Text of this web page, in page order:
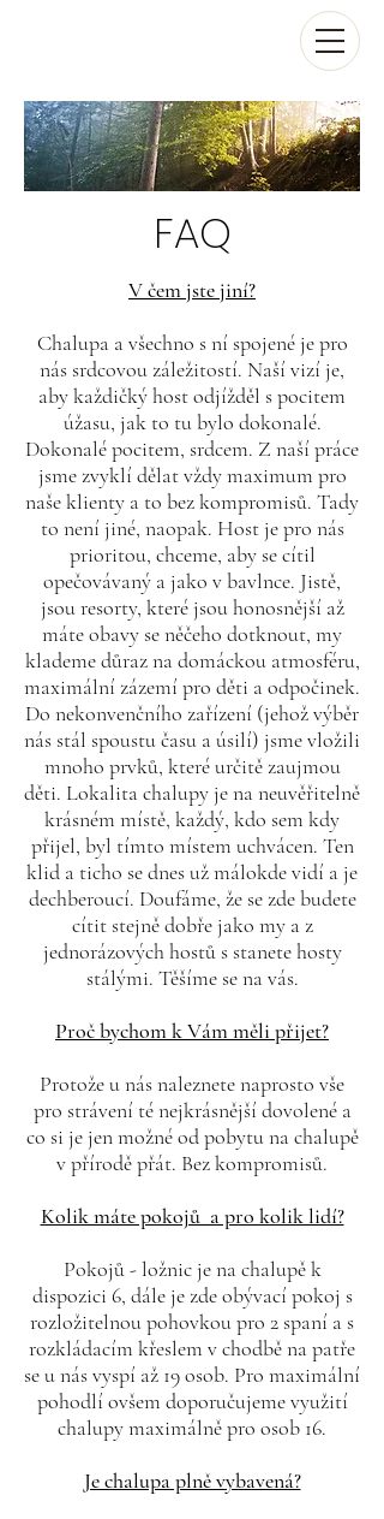
FAQ
V čem jste jiní?
Chalupa a všechno s ní spojené je pro
nás srdcovou záležitostí. Naší vizí je,
aby každičký host odjížděl s pocitem
úžasu, jak to tu bylo dokonalé.
Dokonalé pocitem, srdcem. Z naší práce
jsme zvyklí dělat vždy maximum pro
naše klienty a to bez kompromisů. Tady
to není jiné, naopak. Host je pro nás
prioritou, chceme, aby se cítil
opečovávaný a jako v bavlnce. Jistě,
jsou resorty, které jsou honosnější až
máte obavy se něčeho dotknout, my
klademe důraz na domáckou atmosféru,
maximální zázemí pro děti a odpočinek.
Do nekonvenčního zařízení (jehož výběr
nás stál spoustu času a úsilí) jsme vložili
mnoho prvků, které určitě zaujmou
děti. Lokalita chalupy je na neuvěřitelně
krásném místě, každý, kdo sem kdy
přijel, byl tímto místem uchvácen. Ten
klid a ticho se dnes už málokde vidí a je
dechberoucí. Doufáme, že se zde budete
cítit stejně dobře jako my a z
jednorázových hostů s stanete hosty
stálými. Těšíme se na vás.
Proč bychom k Vám měli přijet?
Protože u nás naleznete naprosto vše
pro strávení té nejkrásnější dovolené a
co si je jen možné od pobytu na chalupě
v přírodě přát. Bez kompromisů.
Kolik máte pokojů a pro kolik lidí?
Pokojů - ložnic je na chalupě k
dispozici 6, dále je zde obývací pokoj s
rozložitelnou pohovkou pro 2 spaní a s
rozkládacím křeslem v chodbě na patře
se u nás vyspí až 19 osob. Pro maximální
pohodlí ovšem doporučujeme využití
chalupy maximálně pro osob 16.
Je chalupa plně vybavená?